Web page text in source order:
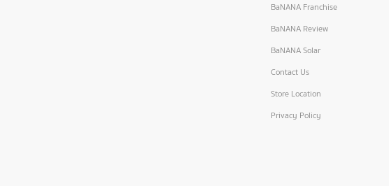
BaNANA Franchise
BaNANA Review
BaNANA Solar
Contact Us
Store Location
Privacy Policy